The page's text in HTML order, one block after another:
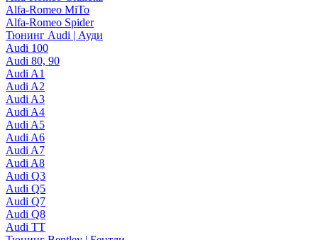
Alfa-Romeo MiTo
Alfa-Romeo Spider
Тюнинг Audi | Ауди
Audi 100
Audi 80, 90
Audi A1
Audi A2
Audi A3
Audi A4
Audi A5
Audi A6
Audi A7
Audi A8
Audi Q3
Audi Q5
Audi Q7
Audi Q8
Audi TT